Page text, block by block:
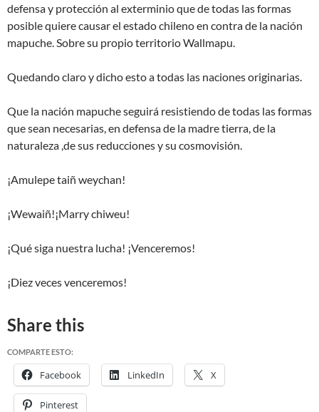
defensa y protección al exterminio que de todas las formas
posible quiere causar el estado chileno en contra de la nación
mapuche. Sobre su propio territorio Wallmapu.
Quedando claro y dicho esto a todas las naciones originarias.
Que la nación mapuche seguirá resistiendo de todas las formas
que sean necesarias, en defensa de la madre tierra, de la
naturaleza ,de sus reducciones y su cosmovisión.
¡Amulepe taiñ weychan!
¡Wewaiñ!¡Marry chiweu!
¡Qué siga nuestra lucha! ¡Venceremos!
¡Diez veces venceremos!
Share this
COMPARTE ESTO:
Facebook LinkedIn X
Pinterest